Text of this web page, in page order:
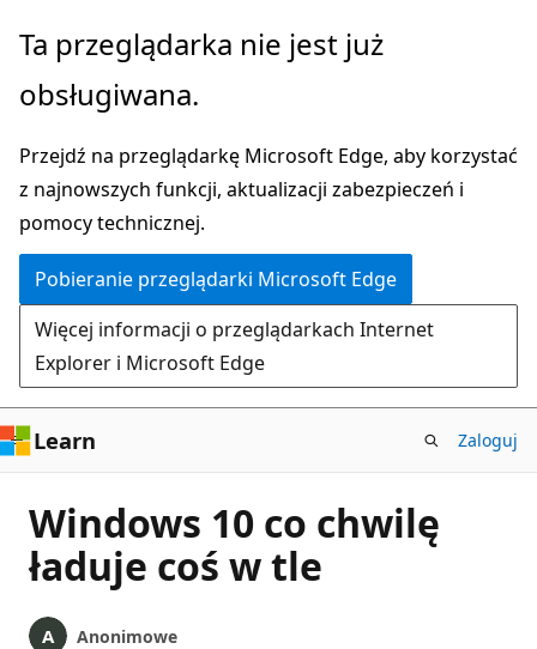
Przejdź
głównej
Ta przeglądarka nie jest już
obsługiwana.
Przejdź na przeglądarkę Microsoft Edge, aby korzystać
z najnowszych funkcji, aktualizacji zabezpieczeń i
pomocy technicznej.
Pobieranie przeglądarki Microsoft Edge
Więcej informacji o przeglądarkach Internet
Explorer i Microsoft Edge
Learn Zaloguj
Windows 10 co chwilę
ładuje coś w tle
Anonimowe